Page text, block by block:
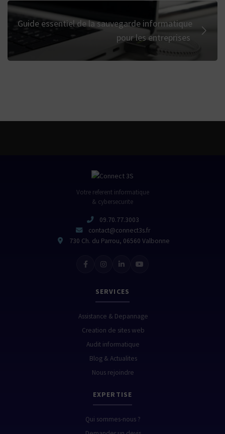
Guide essentiel de la sauvegarde informatique
pour les entreprises
Votre referent informatique
& cybersecurite
09.70.77.3003
contact@connect3s.fr
730 Ch. du Parrou, 06560 Valbonne
SERVICES
Assistance & Depannage
Creation de sites web
Audit informatique
Blog & Actualites
Nous rejoindre
EXPERTISE
Qui sommes-nous ?